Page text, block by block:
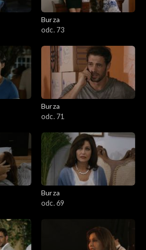
Burza
odc. 73
Burza
odc. 71
Burza
odc. 69